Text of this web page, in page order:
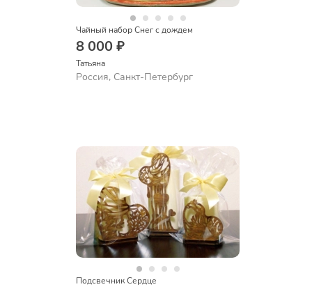
Чайный набор Снег с дождем
8 000 ₽
Татьяна
Россия, Санкт-Петербург
Подсвечник Сердце